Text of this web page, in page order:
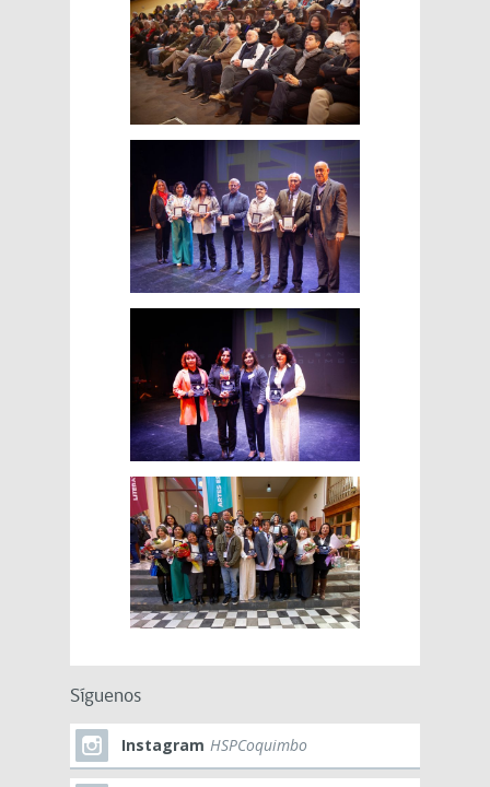
Síguenos
Instagram HSPCoquimbo